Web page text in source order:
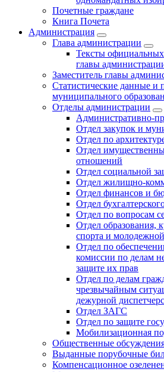
Почетные граждане
Книга Почета
Администрация
Глава администрации
Тексты
главы
Заместитель главы
Статистические данные и
муниципального
Отделы администрации
Административно-
Отдел закупок и
Отдел по
Отдел
отношений
Отдел социальной
Отдел жилищно-
Отдел финансов и
Отдел
Отдел по вопросам
Отдел образования,
спорта и
Отдел по
комиссии по делам
защите их прав
Отдел по делам
чрезвычайным
дежурной
Отдел ЗАГС
Отдел по защите
Мобилизационная
Общественные
Выданные порубочные
Компенсационное